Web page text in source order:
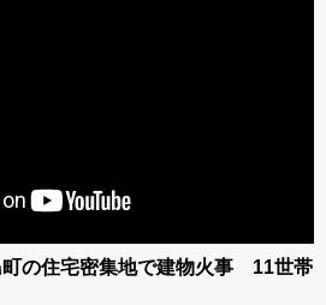
町の住宅密集地で建物火事 11世帯